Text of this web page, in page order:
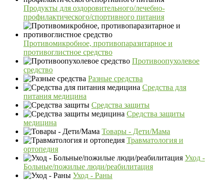
Продукты для оздоровительного/лечебно-
профилактического/спортивного питания
Противомикробное, противопаразитарное и
противоглистное средство
Противоопухолевое
средство
Разные средства
Средства для
питания медицина
Средства защиты
Средства защиты
медицина
Товары - Дети/Мама
Травматология и
ортопедия
Уход -
Больные/пожилые люди/реабилитация
Уход - Раны